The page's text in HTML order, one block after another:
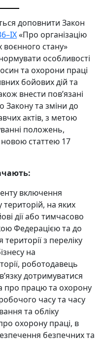
доповнити Закон
«Про організацію
воєнного стану»
особливості
та охорони праці
бойових дій та
внести пов’язані
Закону та зміни до
актів, з метою
положень,
статтею 17
включення
територій, на яких
дії або тимчасово
Федерацією та до
з переліку
на
роботодавець
дотримуватися
про працю та охорону
часу та часу
та обліку
охорону праці, в
безпечних та